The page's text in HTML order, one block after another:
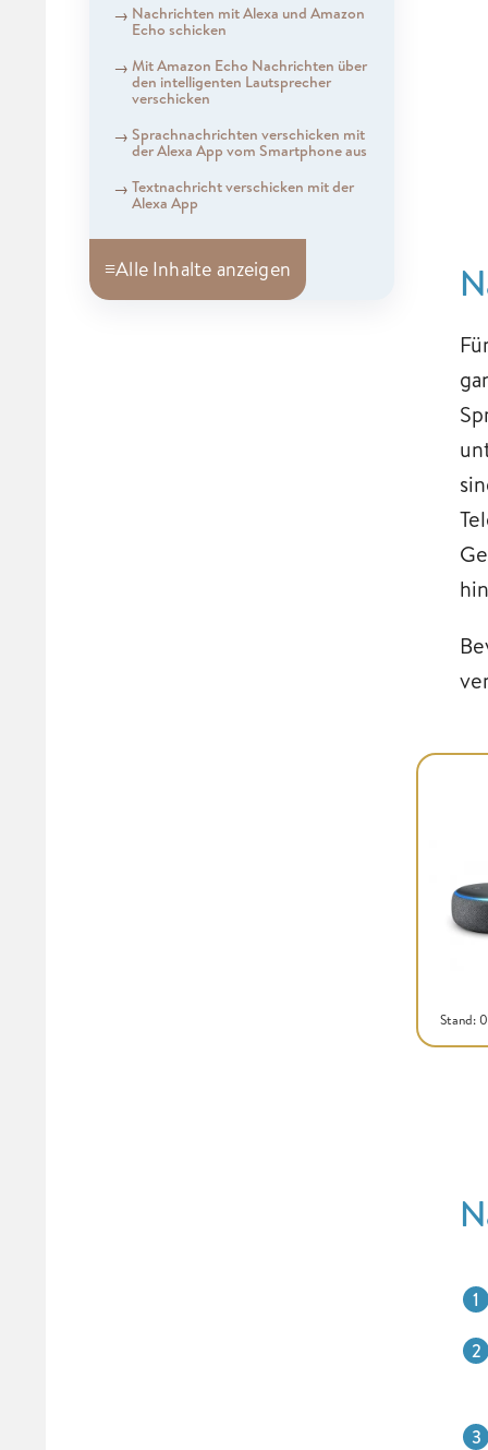
Nachrichten mit Alexa und Amazon
Echo schicken
Mit Amazon Echo Nachrichten über
den intelligenten Lautsprecher
verschicken
Sprachnachrichten verschicken mit
der Alexa App vom Smartphone aus
Textnachricht verschicken mit der
Alexa App
≡Alle Inhalte anzeigen
Stand: